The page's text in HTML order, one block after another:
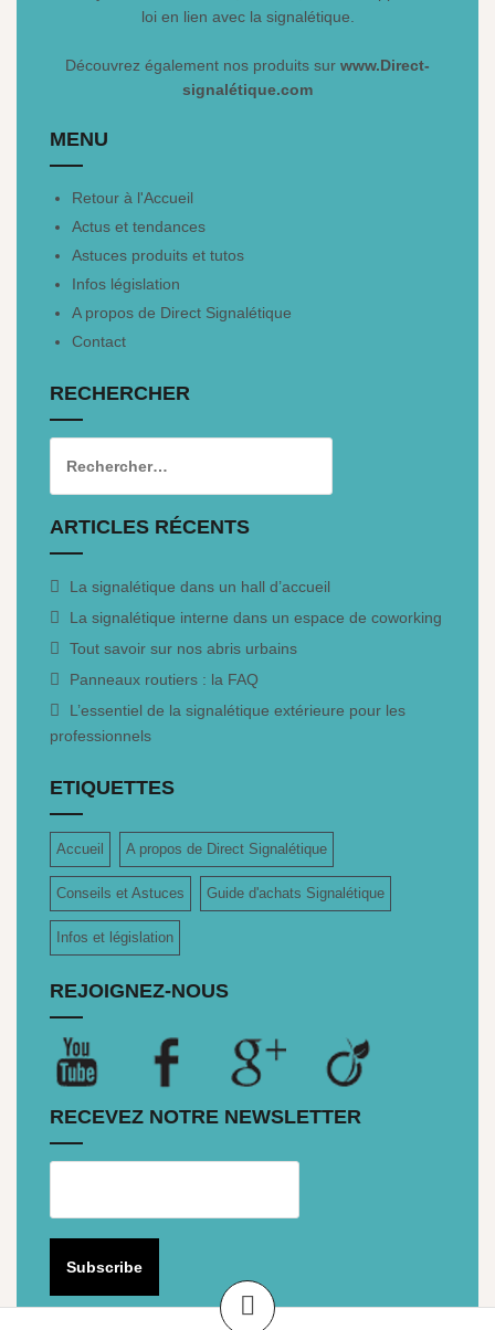
loi en lien avec la signalétique.
Découvrez également nos produits sur www.Direct-
signalétique.com
MENU
Retour à l'Accueil
Actus et tendances
Astuces produits et tutos
Infos législation
A propos de Direct Signalétique
Contact
RECHERCHER
ARTICLES RÉCENTS
La signalétique dans un hall d’accueil
La signalétique interne dans un espace de coworking
Tout savoir sur nos abris urbains
Panneaux routiers : la FAQ
L’essentiel de la signalétique extérieure pour les
professionnels
ETIQUETTES
Accueil A propos de Direct Signalétique
Conseils et Astuces Guide d'achats Signalétique
Infos et législation
REJOIGNEZ-NOUS
RECEVEZ NOTRE NEWSLETTER